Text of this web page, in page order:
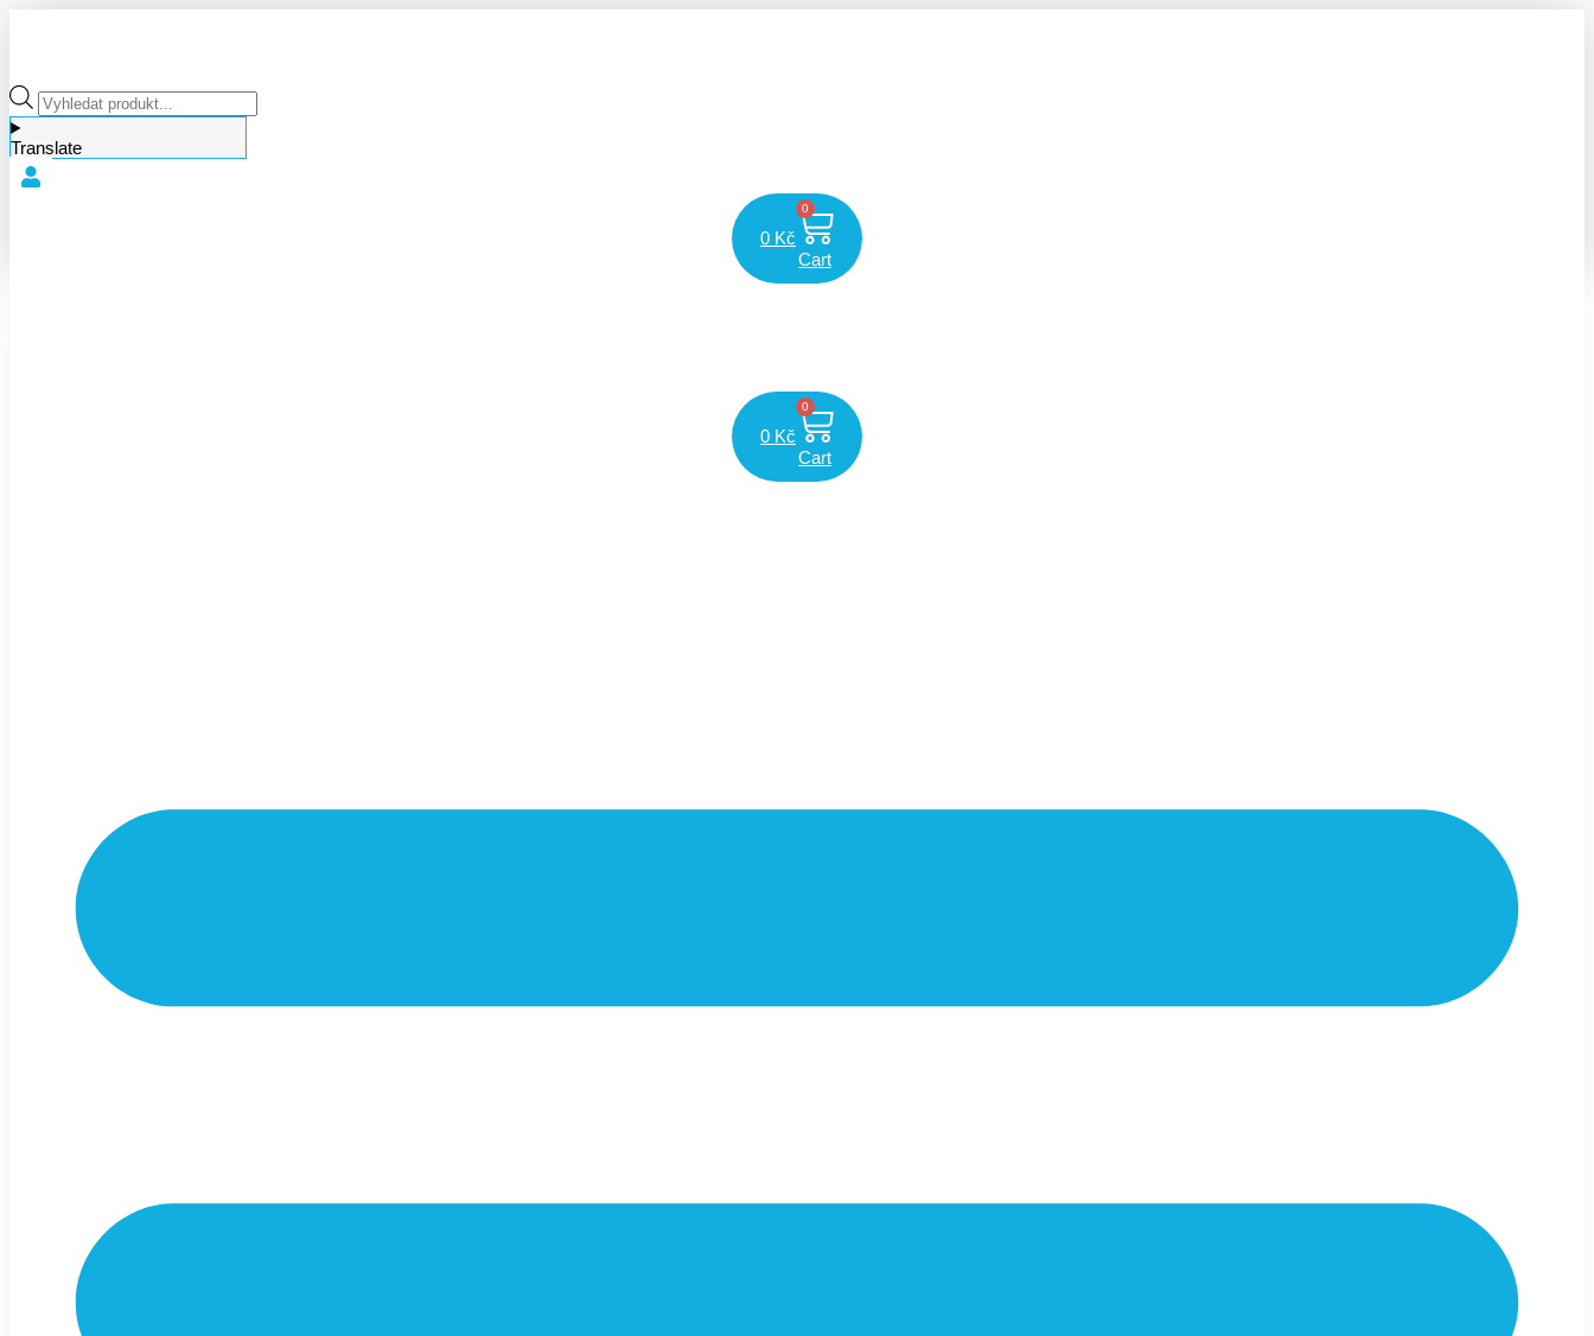
Products
search
Translate
0 Kč
0
Cart
0 Kč
0
Cart